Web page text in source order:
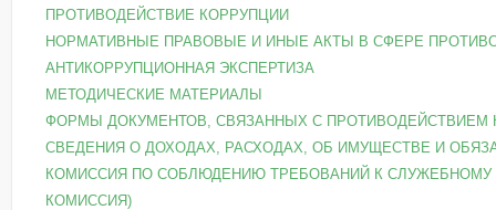
ПРОТИВОДЕЙСТВИЕ КОРРУПЦИИ
НОРМАТИВНЫЕ ПРАВОВЫЕ И ИНЫЕ АКТЫ В СФЕРЕ
АНТИКОРРУПЦИОННАЯ ЭКСПЕРТИЗА
МЕТОДИЧЕСКИЕ МАТЕРИАЛЫ
ФОРМЫ ДОКУМЕНТОВ, СВЯЗАННЫХ С ПРОТИВОДЕЙСТВИЕМ
СВЕДЕНИЯ О ДОХОДАХ, РАСХОДАХ, ОБ ИМУЩЕСТВЕ И
КОМИССИЯ ПО СОБЛЮДЕНИЮ ТРЕБОВАНИЙ К
КОМИССИЯ)